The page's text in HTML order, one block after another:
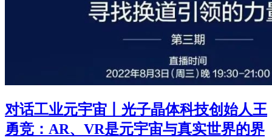
对话工业元宇宙丨光子晶体科技创始人王
勇竞：AR、VR是元宇宙与真实世界的界